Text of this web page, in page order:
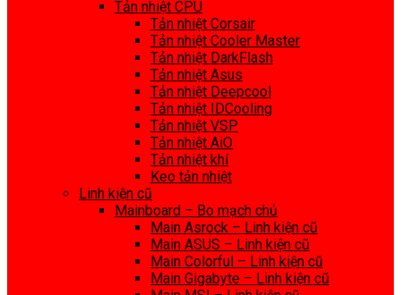
Tản nhiệt CPU
Tản nhiệt Corsair
Tản nhiệt Cooler Master
Tản nhiệt DarkFlash
Tản nhiệt Asus
Tản nhiệt Deepcool
Tản nhiệt IDCooling
Tản nhiệt VSP
Tản nhiệt AiO
Tản nhiệt khí
Keo tản nhiệt
Linh kiện cũ
Mainboard – Bo mạch chủ
Main Asrock – Linh kiện cũ
Main ASUS – Linh kiện cũ
Main Colorful – Linh kiện cũ
Main Gigabyte – Linh kiện cũ